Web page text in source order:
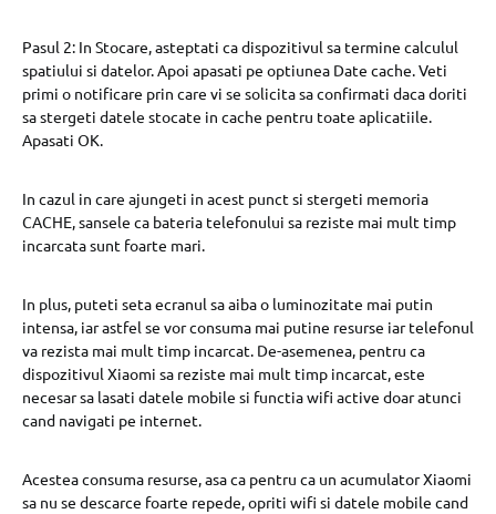
Pasul 2: In Stocare, asteptati ca dispozitivul sa termine calculul
spatiului si datelor. Apoi apasati pe optiunea Date cache. Veti
primi o notificare prin care vi se solicita sa confirmati daca doriti
sa stergeti datele stocate in cache pentru toate aplicatiile.
Apasati OK.
In cazul in care ajungeti in acest punct si stergeti memoria
CACHE, sansele ca bateria telefonului sa reziste mai mult timp
incarcata sunt foarte mari.
In plus, puteti seta ecranul sa aiba o luminozitate mai putin
intensa, iar astfel se vor consuma mai putine resurse iar telefonul
va rezista mai mult timp incarcat. De-asemenea, pentru ca
dispozitivul Xiaomi sa reziste mai mult timp incarcat, este
necesar sa lasati datele mobile si functia wifi active doar atunci
cand navigati pe internet.
Acestea consuma resurse, asa ca pentru ca un acumulator Xiaomi
sa nu se descarce foarte repede, opriti wifi si datele mobile cand